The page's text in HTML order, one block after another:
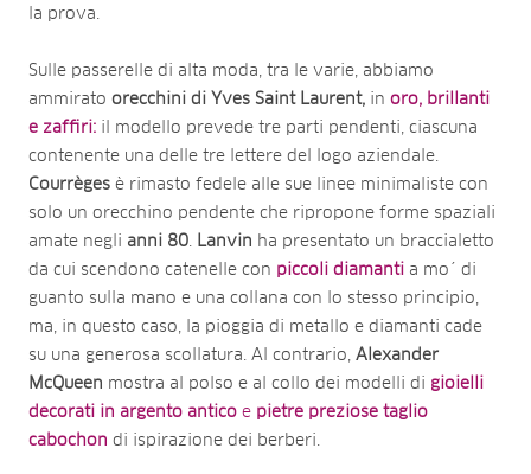
la prova.
Sulle passerelle di alta moda, tra le varie, abbiamo
ammirato orecchini di Yves Saint Laurent, in oro, brillanti
e zaffiri: il modello prevede tre parti pendenti, ciascuna
contenente una delle tre lettere del logo aziendale.
Courrèges è rimasto fedele alle sue linee minimaliste con
solo un orecchino pendente che ripropone forme spaziali
amate negli anni 80. Lanvin ha presentato un braccialetto
da cui scendono catenelle con piccoli diamanti a mo´ di
guanto sulla mano e una collana con lo stesso principio,
ma, in questo caso, la pioggia di metallo e diamanti cade
su una generosa scollatura. Al contrario, Alexander
McQueen mostra al polso e al collo dei modelli di gioielli
decorati in argento antico e pietre preziose taglio
cabochon di ispirazione dei berberi.